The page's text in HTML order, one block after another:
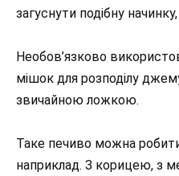
загуснути подібну
Необов’язково
мішок для розподілу
звичайною ложкою.
Таке печиво можна
наприклад. З корицею, з